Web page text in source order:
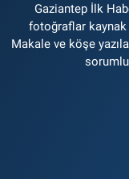
Gaziantep İlk
fotoğraflar
Makale ve köşe